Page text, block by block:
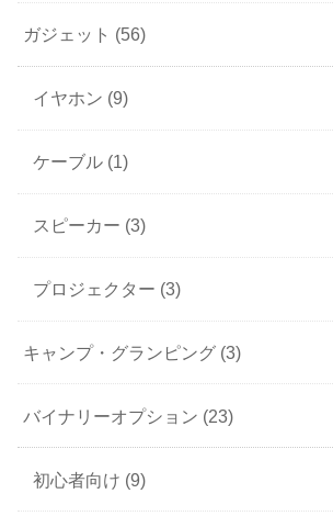
ガジェット (56)
イヤホン (9)
ケーブル (1)
スピーカー (3)
プロジェクター (3)
キャンプ・グランピング (3)
バイナリーオプション (23)
初心者向け (9)